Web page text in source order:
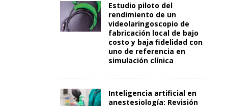
Estudio piloto del
rendimiento de un
videolaringoscopio de
fabricación local de bajo
costo y baja fidelidad con
uno de referencia en
simulación clínica
Inteligencia artificial en
anestesiología: Revisión